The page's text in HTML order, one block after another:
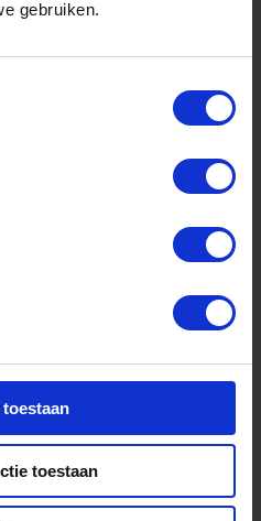
gebruiken.
toestaan
onderdeel van
specifieke kennis en
in de